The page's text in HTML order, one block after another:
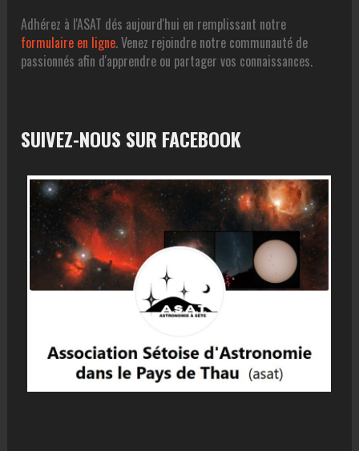
Adhérez à l'ASAT dés aujourd'hui en remplissant notre
formulaire en ligne. Venez rejoindre notre communauté de
passionnés afin d'apprendre ou partager vos connaissances.
SUIVEZ-NOUS SUR FACEBOOK